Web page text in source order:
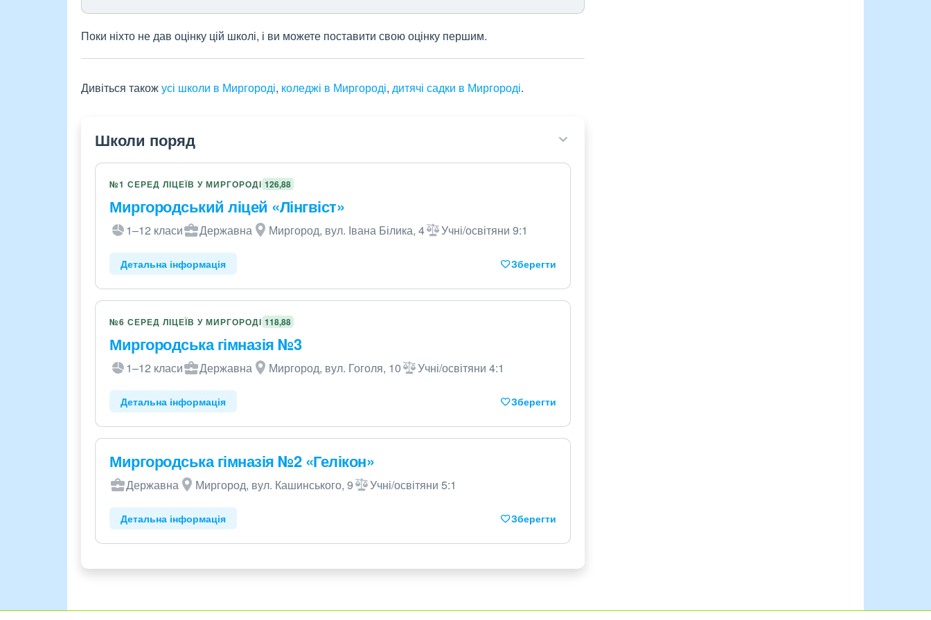
Поки ніхто не дав оцінку цій школі, і ви можете поставити свою оцінку першим.
Дивіться такожусі школи в Миргороді, коледжі в Миргороді, дитячі садки в Миргороді.
Школи поряд
№1 СЕРЕД ЛІЦЕЇВ У МИРГОРОДІ 126,88
Миргородський ліцей «Лінгвіст»
1–12 класи Державна Миргород, вул. Івана Білика, 4 Учні/освітяни 9:1
Детальна інформація Зберегти
№6 СЕРЕД ЛІЦЕЇВ У МИРГОРОДІ 118,88
Миргородська гімназія №3
1–12 класи Державна Миргород, вул. Гоголя, 10 Учні/освітяни 4:1
Детальна інформація Зберегти
Миргородська гімназія №2 «Гелікон»
Державна Миргород, вул. Кашинського, 9 Учні/освітяни 5:1
Детальна інформація Зберегти